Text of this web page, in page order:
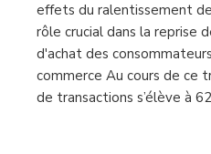
effets du ralentissement
rôle crucial dans la reprise
d'achat des
commerce Au cours de ce
de transactions s’élève à